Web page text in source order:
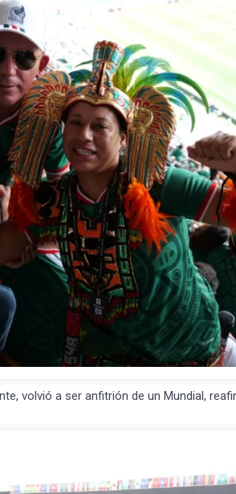
volvió a ser anfitrión de un Mundial,